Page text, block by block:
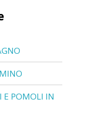
E POMOLI IN